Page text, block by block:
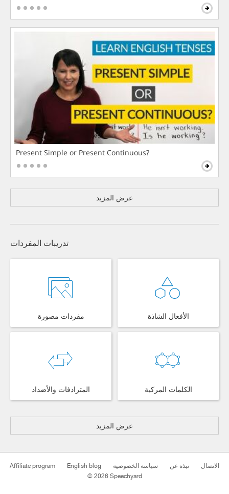
Present Simple or Present Continuous?
عرض المزيد
تدريبات المفردات
مفردات مصورة الأفعال الشاذة
المترادفات والأضداد الكلمات المركبة
عرض المزيد
Affiliate program English blog سياسة الخصوصية نبذة عن
الاتصال
© 2026 Speechyard